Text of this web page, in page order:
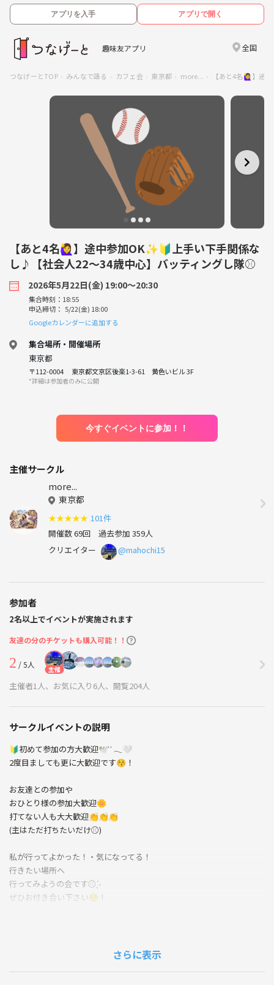
アプリを入手 アプリで開く
趣味友アプリ 全国
つなげーとTOP みんなで語る カフェ会 東京都 more... 【あと4名🙋‍♀️】
【あと4名🙋‍♀️】途中参加OK✨️🔰上手い下手関係な
し♪【社会人22～34歳中心】バッティングし隊⚾️
2026年5月22日(金) 19:00〜20:30
集合時刻：18:55
申込締切： 5/22(金) 18:00
Googleカレンダーに追加する
集合場所・開催場所
東京都
〒112-0004 東京都文京区後楽1-3-61 黄色いビル 3F
*詳細は参加者のみに公開
今すぐイベントに参加！！
主催サークル
more...
東京都
★★★★★ 101件
開催数 69回 過去参加 359人
クリエイター
@mahochi15
参加者
2名以上でイベントが実施されます
友達の分のチケットも購入可能！！
2 / 5人 主催
主催者1人、お気に入り6人、閲覧204人
サークルイベントの説明
🔰初めて参加の方大歓迎🕊 ͗ ͗𓂃🤍
2度目ましても更に大歓迎です😚！
お友達との参加や
おひとり様の参加大歓迎🌼
打てない人も大大歓迎👏👏👏
(主はただ打ちたいだけ⚾️)
私が行ってよかった！・気になってる！
行きたい場所へ
行ってみようの会です⚾️︎ ̖́-
ぜひお付き合い下さい😌！
https://maps.app.goo.gl/wopkLSz9SKsXgmaq9?g_st=ic
さらに表示